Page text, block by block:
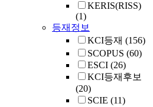
KERIS(RISS)
(1)
등재정보
KCI등재 (156)
SCOPUS (60)
ESCI (26)
KCI등재후보
(20)
SCIE (11)